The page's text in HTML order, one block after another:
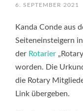
6. SEPTEMBER 2021
Kanda Conde aus
Seiteneinsteigern
der Rotarier
worden. Die
die Rotary
Link übergeben.